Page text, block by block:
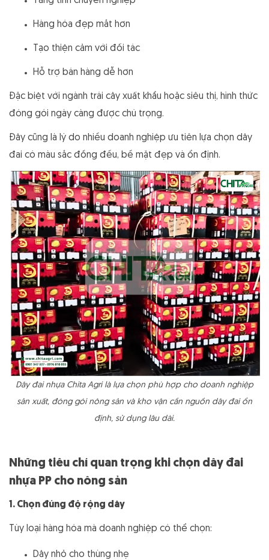
Hàng hóa đẹp mắt hơn
Tạo thiện cảm với đối tác
Hỗ trợ bán hàng dễ hơn
Đặc biệt với ngành trái cây xuất khẩu hoặc siêu thị, hình thức
đóng gói ngày càng được chú trọng.
Đây cũng là lý do nhiều doanh nghiệp ưu tiên lựa chọn dây
đai có màu sắc đồng đều, bề mặt đẹp và ổn định.
Dây đai nhựa Chita Agri là lựa chọn phù hợp cho doanh nghiệp
sản xuất, đóng gói nông sản và kho vận cần nguồn dây đai ổn
định, sử dụng lâu dài.
Những tiêu chí quan trọng khi chọn dây đai
nhựa PP cho nông sản
1. Chọn đúng độ rộng dây
Tùy loại hàng hóa mà doanh nghiệp có thể chọn:
Dây nhỏ cho thùng nhẹ